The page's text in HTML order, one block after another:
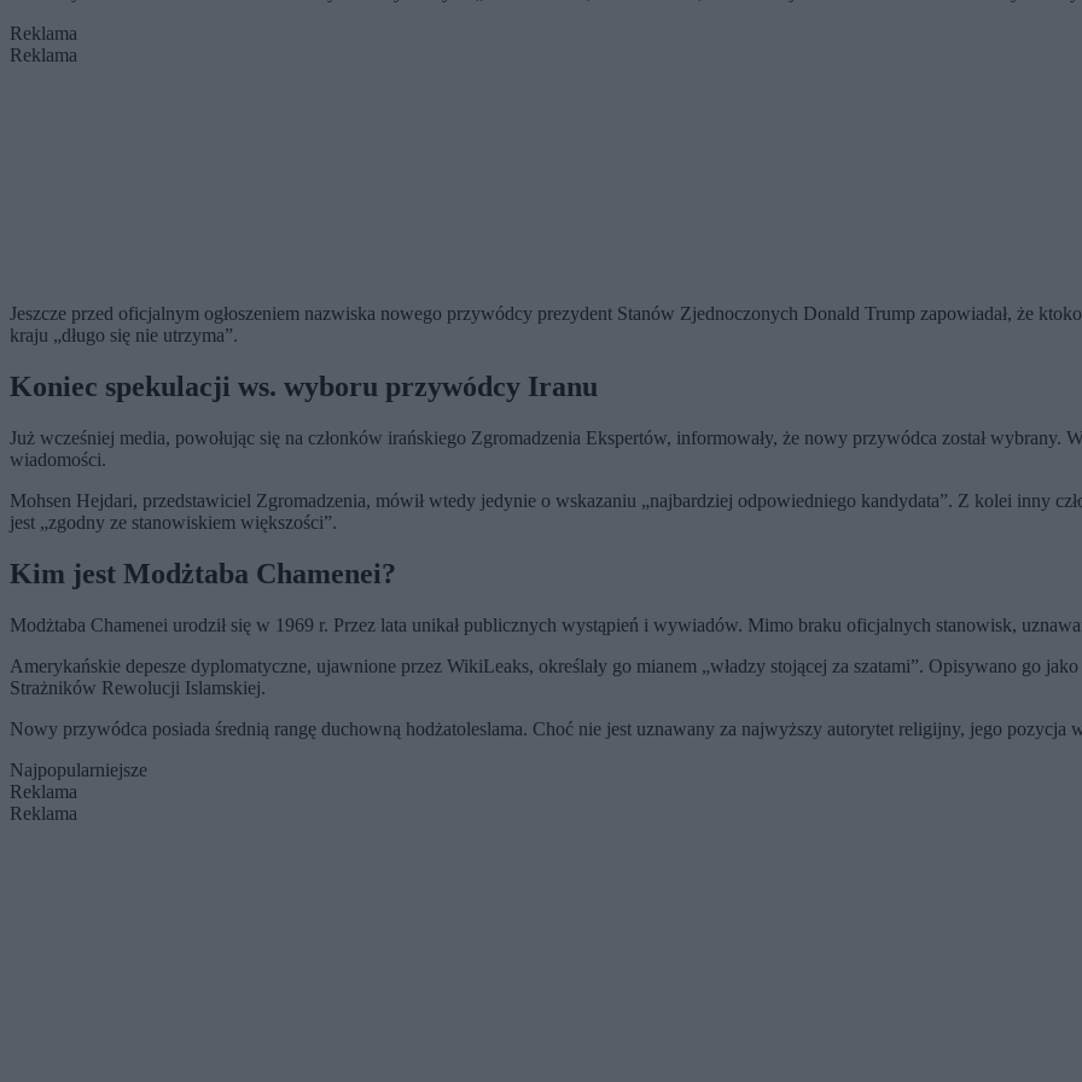
Reklama
Reklama
Jeszcze przed oficjalnym ogłoszeniem nazwiska nowego przywódcy prezydent Stanów Zjednoczonych Donald Trump zapowiadał, że
kraju „długo się nie utrzyma”.
Koniec spekulacji ws. wyboru przywódcy Iranu
Już wcześniej media, powołując się na członków irańskiego Zgromadzenia Ekspertów, informowały, że nowy przywódca został wybrany.
wiadomości.
Mohsen Hejdari, przedstawiciel Zgromadzenia, mówił wtedy jedynie o wskazaniu „najbardziej odpowiedniego kandydata”. Z kolei inny
jest „zgodny ze stanowiskiem większości”.
Kim jest Modżtaba Chamenei?
Modżtaba Chamenei urodził się w 1969 r. Przez lata unikał publicznych wystąpień i wywiadów. Mimo braku oficjalnych stanowisk,
Amerykańskie depesze dyplomatyczne, ujawnione przez WikiLeaks, określały go mianem „władzy stojącej za szatami”. Opisywano go
Strażników Rewolucji Islamskiej.
Nowy przywódca posiada średnią rangę duchowną hodżatoleslama. Choć nie jest uznawany za najwyższy autorytet religijny, jego pozycja
Najpopularniejsze
Reklama
Reklama